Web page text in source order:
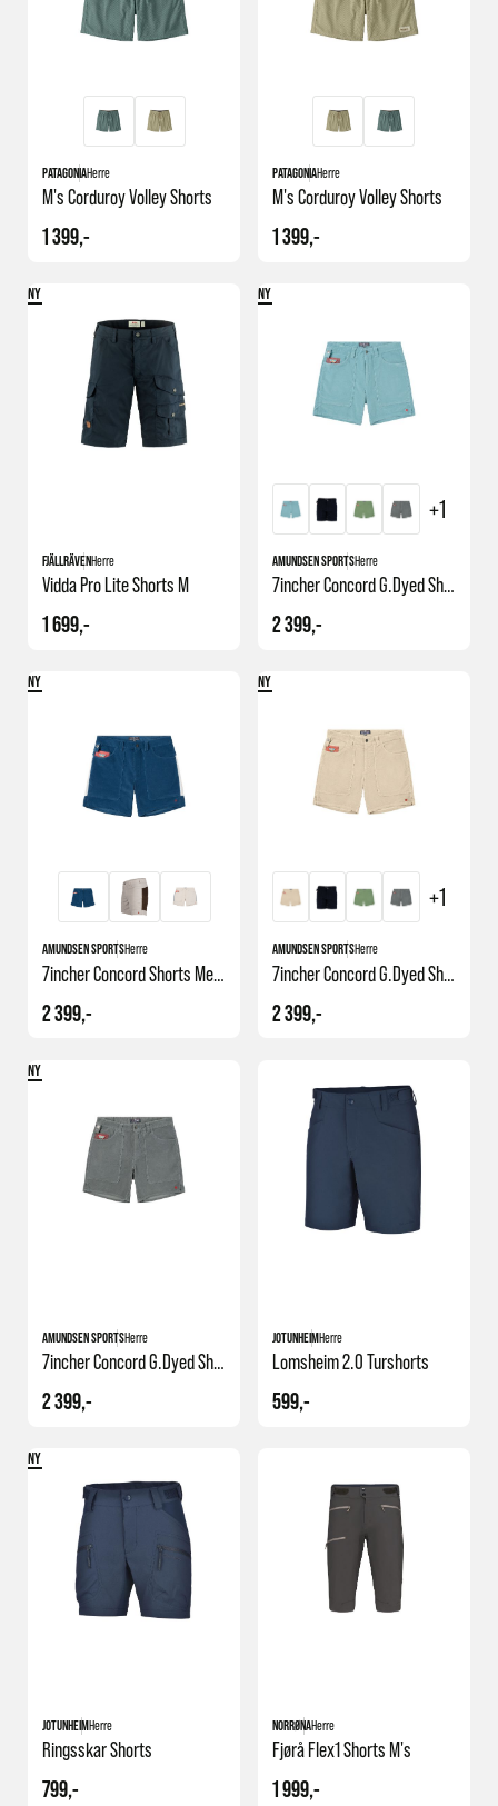
fordelen med å ha både nettbutikk og fysisk butikk. Uansett hva du
velger kan du forvente en trygg handel fra start til slutt.
PATAGONIAHerre
M's Corduroy Volley Shorts
1 399,-
PATAGONIAHerre
M's Corduroy Volley Shorts
1 399,-
NY
FJÄLLRÄVENHerre
Vidda Pro Lite Shorts M
1 699,-
NY
+1
AMUNDSEN SPORTSHerre
7incher Concord G.dyed Shorts
2 399,-
NY
AMUNDSEN SPORTSHerre
7incher Concord Shorts Mens
2 399,-
NY
+1
AMUNDSEN SPORTSHerre
7incher Concord G.dyed Shorts Mens
2 399,-
NY
AMUNDSEN SPORTSHerre
7incher Concord G.dyed Shorts Mens
2 399,-
JOTUNHEIMHerre
Lomsheim 2.0 Turshorts
599,-
NY
JOTUNHEIMHerre
Ringsskar Shorts
799,-
NORRØNAHerre
Fjørå Flex1 Shorts M's
1 999,-